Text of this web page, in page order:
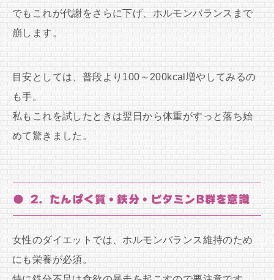
でもこれが代謝をさらに下げ、ホルモンバランスまで
崩します。
目安としては、普段より100～200kcal増やしてみるの
も手。
私もこれを試したときは翌日から体重がすっと落ち始
めて驚きました。
● 2. たんぱく質・鉄分・ビタミンB群を意識
女性のダイエットでは、ホルモンバランス維持のため
にも栄養が必須。